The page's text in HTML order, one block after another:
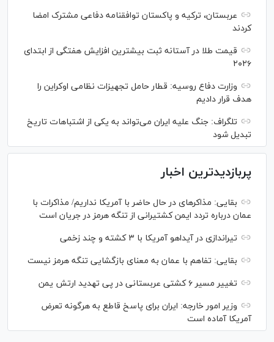
عربستان، ترکیه و پاکستان توافقنامه دفاعی مشترک امضا
کردند
قیمت طلا در آستانه ثبت بیشترین افزایش هفتگی از ابتدای
۲۰۲۶
وزارت دفاع روسیه: قطار حامل تجهیزات نظامی اوکراین را
هدف قرار دادیم
تلگراف: جنگ علیه ایران می‌تواند به یکی از اشتباهات تاریخ
تبدیل شود
پربازدیدترین اخبار
بقایی: مذاکره‎ای در حال حاضر با آمریکا نداریم/ مذاکرات با
عمان درباره تردد ایمن کشتیرانی از تنگه هرمز در جریان است
تیراندازی در آیداهو آمریکا با ۳ کشته و چند زخمی
بقایی: تفاهم با عمان به معنای بازگشایی تنگه هرمز نیست
تغییر مسیر ۶ کشتی عربستانی در پی تهدید ارتش یمن
وزیر امور خارجه: ایران برای پاسخ قاطع به هرگونه تعرض
آمریکا آماده است